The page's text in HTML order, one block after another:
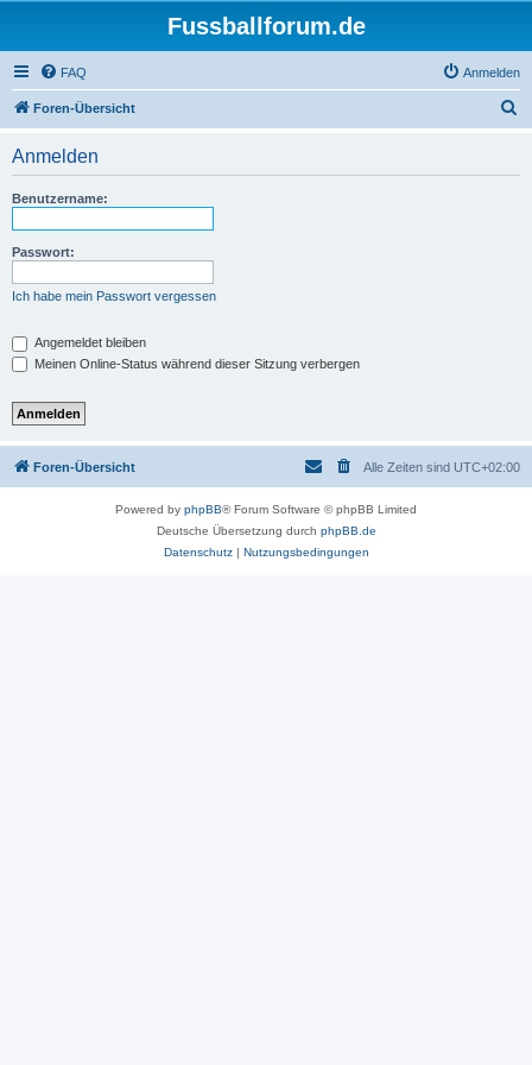
Fussballforum.de
FAQ Anmelden
Foren-Übersicht
Anmelden
Benutzername:
Passwort:
Ich habe mein Passwort vergessen
Angemeldet bleiben
Meinen Online-Status während dieser Sitzung verbergen
Foren-Übersicht Alle Zeiten sind UTC+02:00
Powered by phpBB® Forum Software © phpBB Limited
Deutsche Übersetzung durch phpBB.de
Datenschutz| Nutzungsbedingungen